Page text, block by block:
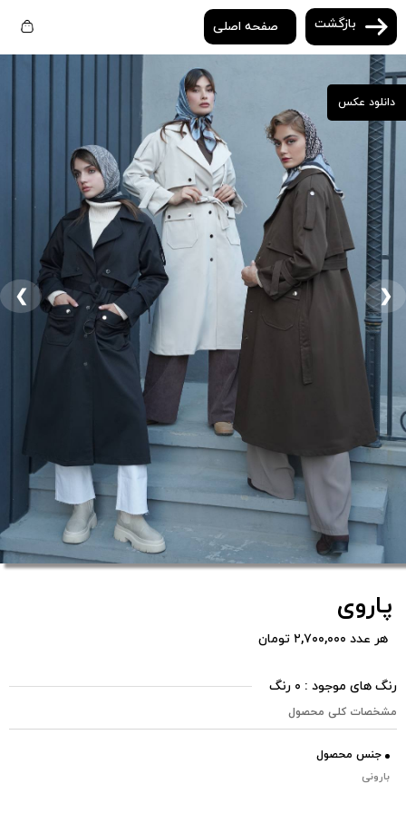
بازگشت صفحه اصلی
دانلود عکس
❮ ❯
پاروی
هر عدد ۲,۷۰۰,۰۰۰ تومان
رنگ های موجود : ۰ رنگ
مشخصات کلی محصول
جنس محصول
بارونی